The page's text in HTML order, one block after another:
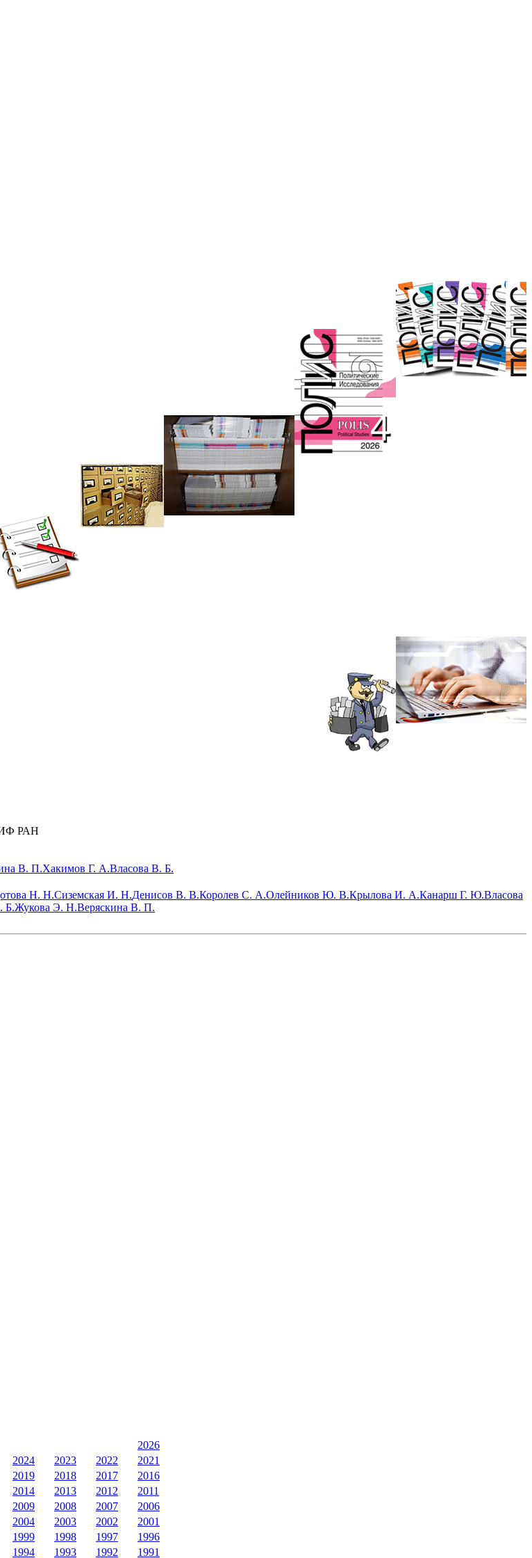
ИФ РАН
В. П.Хакимов Г. А.Власова В. Б.
Н. Н.Сиземская И. Н.Денисов В. В.Королев С. А.Олейников Ю. В.Крылова И. А.Канарш Г. Ю.Власова
Б.Жукова Э. Н.Веряскина В. П.
2026
2024 2023 2022
2021
2019 2018 2017
2016
2014 2013 2012
2011
2009 2008 2007
2006
2004 2003 2002
2001
1999 1998 1997
1996
1994 1993 1992 1991